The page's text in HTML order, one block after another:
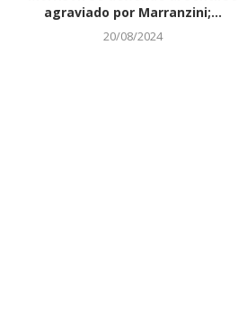
del caso Coral,...
05/06/2023